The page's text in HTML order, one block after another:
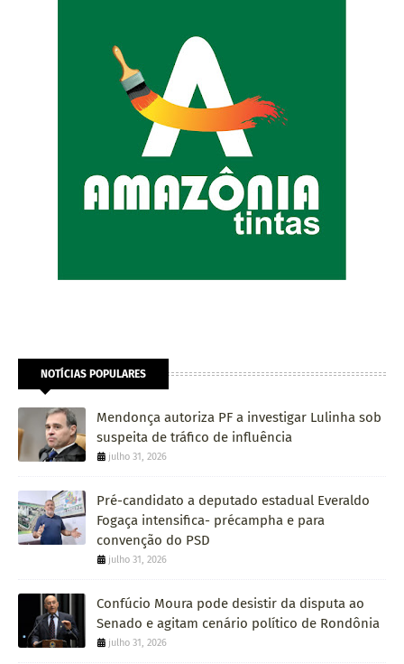
NOTÍCIAS POPULARES
Mendonça autoriza PF a investigar Lulinha sob
suspeita de tráfico de influência
julho 31, 2026
Pré-candidato a deputado estadual Everaldo
Fogaça intensifica- précampha e para
convenção do PSD
julho 31, 2026
Confúcio Moura pode desistir da disputa ao
Senado e agitam cenário político de Rondônia
julho 31, 2026